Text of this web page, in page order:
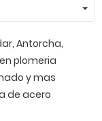
Antorcha,
plomeria
y mas
de acero